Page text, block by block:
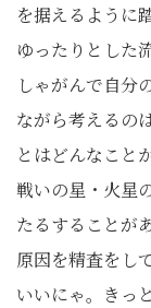
を据えるように
ゆったりとした
しゃがんで自分
ながら考えるの
とはどんなこと
戦いの星・火星
たるすることが
原因を精査をし
いいにゃ。きっ